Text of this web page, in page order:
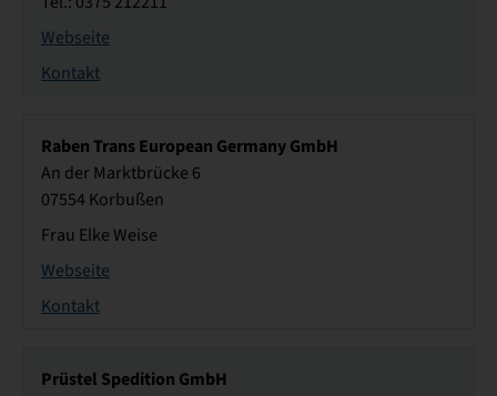
Webseite
Kontakt
Raben Trans European Germany GmbH
An der Marktbrücke 6
07554 Korbußen
Frau Elke Weise
Webseite
Kontakt
Prüstel Spedition GmbH